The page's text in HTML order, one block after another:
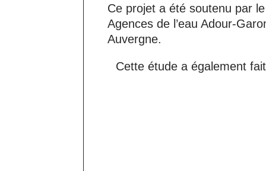
Ce projet a été soutenu par
Agences de l’eau Adour-
Auvergne.
Cette étude a également